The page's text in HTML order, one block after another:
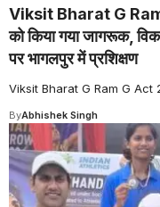
Viksit Bharat G Ram
को किया गया जागरूक,
पर भागलपुर में प्रशिक्षण
Viksit Bharat G Ram G Act
ByAbhishek Singh